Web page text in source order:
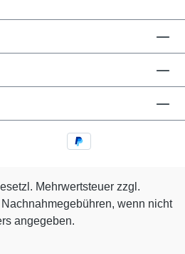
Mehrwertsteuer zzgl.
wenn nicht
angegeben.